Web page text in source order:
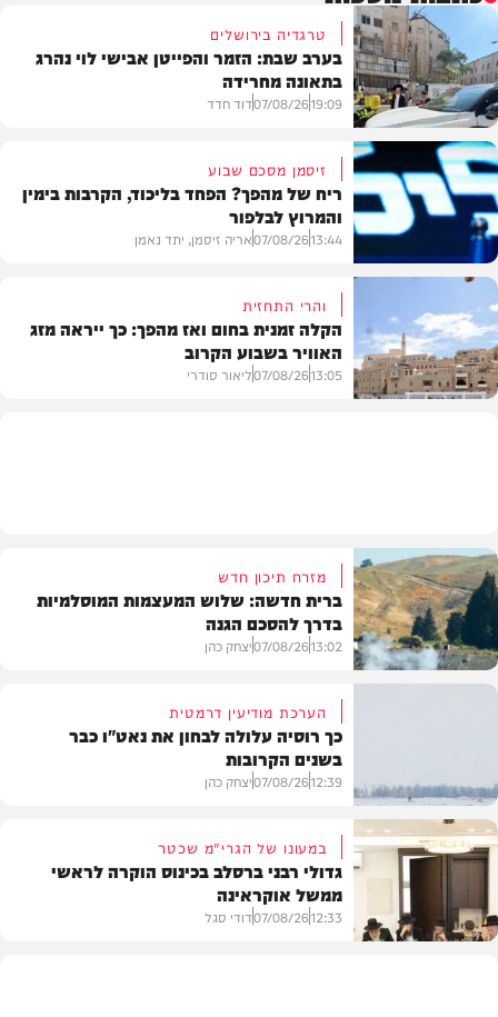
בארץ
טרגדיה בירושלים
בערב שבת: הזמר והפייטן אבישי לוי נהרג
בתאונה מחרידה
19:09
07/08/26דוד חדד
פוליטי
זיסמן מסכם שבוע
ריח של מהפך? הפחד בליכוד, הקרבות בימין
והמרוץ לבלפור
13:44
07/08/26אריה זיסמן, יתד נאמן
והרי התחזית
הקלה זמנית בחום ואז מהפך: כך ייראה מזג
האוויר בשבוע הקרוב
13:05
07/08/26ליאור סודרי
מזרח תיכון חדש
ברית חדשה: שלוש המעצמות המוסלמיות
בדרך להסכם הגנה
13:02
07/08/26יצחק כהן
הערכת מודיעין דרמטית
כך רוסיה עלולה לבחון את נאט"ו כבר
בשנים הקרובות
12:39
07/08/26יצחק כהן
במעונו של הגרי"מ שכטר
גדולי רבני ברסלב בכינוס הוקרה לראשי
ממשל אוקראינה
12:33
07/08/26דודי סגל